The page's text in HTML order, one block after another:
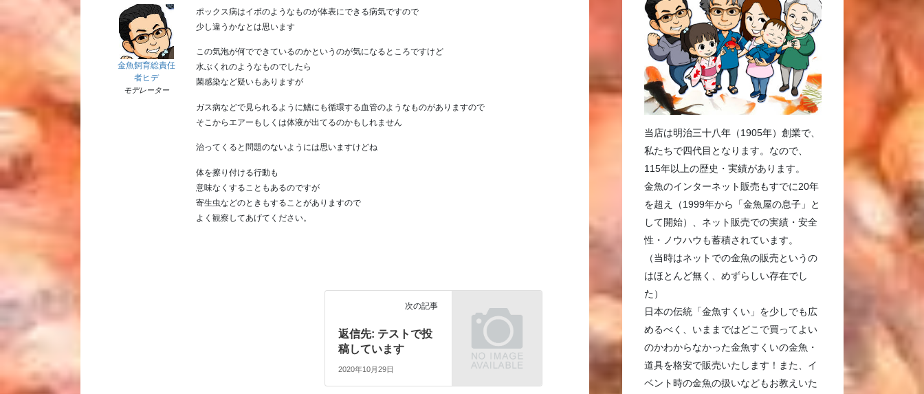
金魚飼育総責任
者ヒデ
モデレーター
ポックス病はイボのようなものが体表にできる病気ですので
少し違うかなとは思います
この気泡が何でできているのかというのが気になるところですけど
水ぶくれのようなものでしたら
菌感染など疑いもありますが
ガス病などで見られるように鰭にも循環する血管のようなものがありますので
そこからエアーもしくは体液が出てるのかもしれません
治ってくると問題のないようには思いますけどね
体を擦り付ける行動も
意味なくすることもあるのですが
寄生虫などのときもすることがありますので
よく観察してあげてください。
次の記事
返信先: テストで投
稿しています
2020年10月29日
当店は明治三十八年（1905年）創業で、
私たちで四代目となります。なので、
115年以上の歴史・実績があります。
金魚のインターネット販売もすでに20年
を超え（1999年から「金魚屋の息子」と
して開始）、ネット販売での実績・安全
性・ノウハウも蓄積されています。
（当時はネットでの金魚の販売というの
はほとんど無く、めずらしい存在でし
た）
日本の伝統「金魚すくい」を少しでも広
めるべく、いままではどこで買ってよい
のかわからなかった金魚すくいの金魚・
道具を格安で販売いたします！また、イ
ベント時の金魚の扱いなどもお教えいた